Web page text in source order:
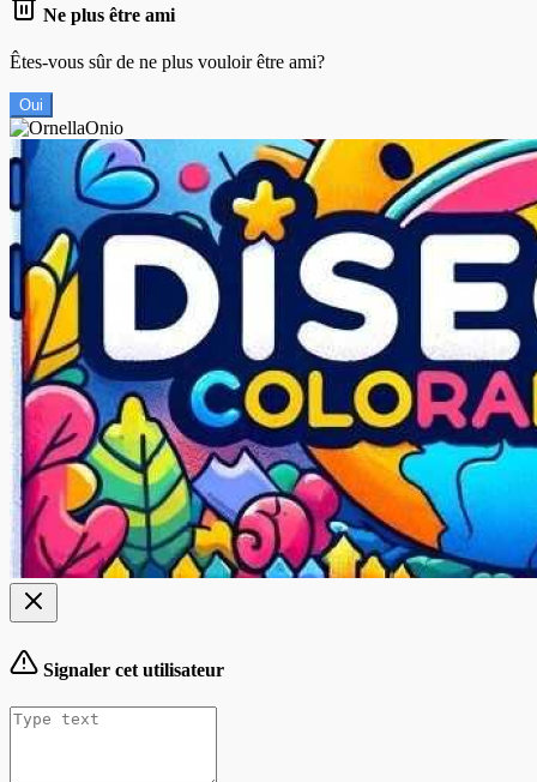
Ne plus être ami
Êtes-vous sûr de ne plus vouloir être ami?
Oui
Signaler cet utilisateur